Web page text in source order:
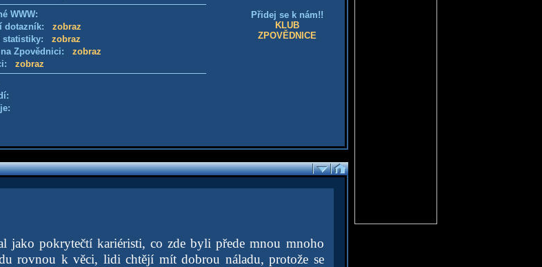
WWW:
dotazník: zobraz
statistiky: zobraz
na Zpovědnici: zobraz
zobraz
Přidej se k nám!!
KLUB
ZPOVĚDNICE
jako pokrytečtí kariéristi, co zde byli přede mnou mnoho
rovnou k věci, lidi chtějí mít dobrou náladu, protože se